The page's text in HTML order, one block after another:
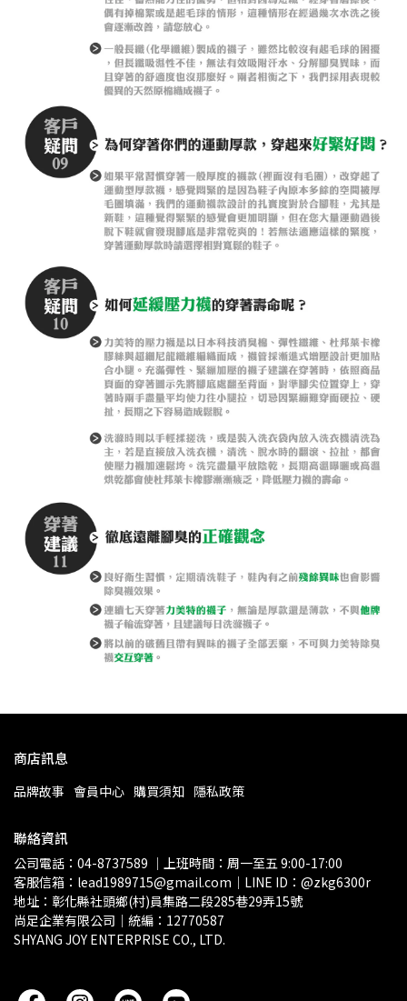
商店訊息
品牌故事 會員中心 購買須知 隱私政策
聯絡資訊
公司電話：04-8737589 ｜上班時間：周一至五 9:00-17:00
客服信箱： lead1989715@gmail.com ｜ LINE ID：@zkg6300r
地址：彰化縣社頭鄉(村)員集路二段285巷29弄15號
尚足企業有限公司｜統編：12770587
SHYANG JOY ENTERPRISE CO., LTD.